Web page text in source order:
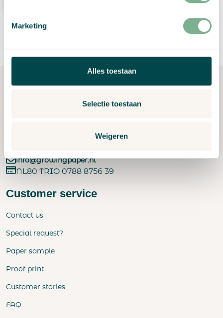
Marketing
Alles toestaan
Selectie toestaan
Weigeren
info@growingpaper.nl
NL80 TRIO 0788 8756 39
Customer service
Contact us
Special request?
Paper sample
Proof print
Customer stories
FAQ